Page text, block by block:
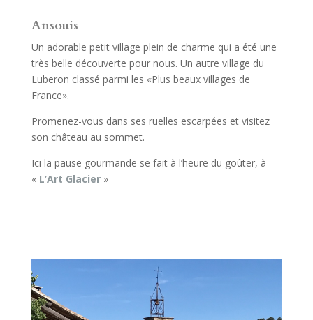
Ansouis
Un adorable petit village plein de charme qui a été une
très belle découverte pour nous. Un autre village du
Luberon classé parmi les «Plus beaux villages de
France».
Promenez-vous dans ses ruelles escarpées et visitez
son château au sommet.
Ici la pause gourmande se fait à l’heure du goûter, à
« L’Art Glacier »